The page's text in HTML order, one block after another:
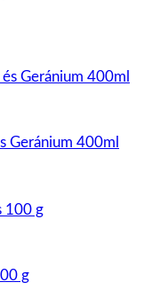
Geránium 400ml
g